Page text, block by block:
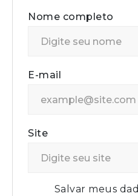
Nome completo
E-mail
Site
Salvar meus